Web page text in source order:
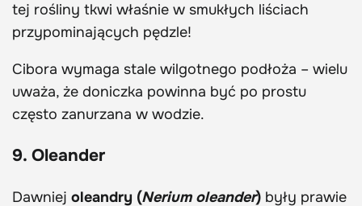
tej rośliny tkwi właśnie w smukłych liściach
przypominających pędzle!
Cibora wymaga stale wilgotnego podłoża – wielu
uważa, że doniczka powinna być po prostu
często zanurzana w wodzie.
9. Oleander
Dawniej oleandry (Nerium oleander) były prawie